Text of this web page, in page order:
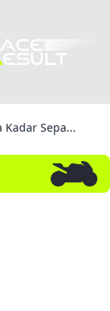
Kadar Sepa...